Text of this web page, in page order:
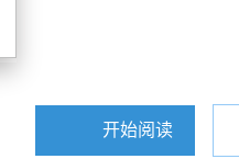
开始阅读